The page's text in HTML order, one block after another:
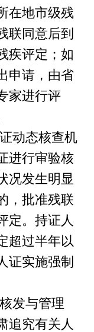
在地市级残
联同意后到
疾评定；如
申请，由省
家进行评
动态核查机
进行审验核
况发生明显
，批准残联
定。持证人
超过半年以
证实施强制
发与管理
追究有关人